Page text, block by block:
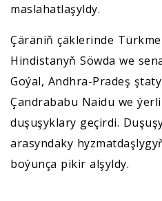
maslahatlaşyldy.
Çäräniň çäklerinde
Hindistanyň Söwda we
Goýal, Andhra-Pradeş
Çandrababu Naidu we
duşuşyklary geçirdi.
arasyndaky
boýunça pikir alşyldy.